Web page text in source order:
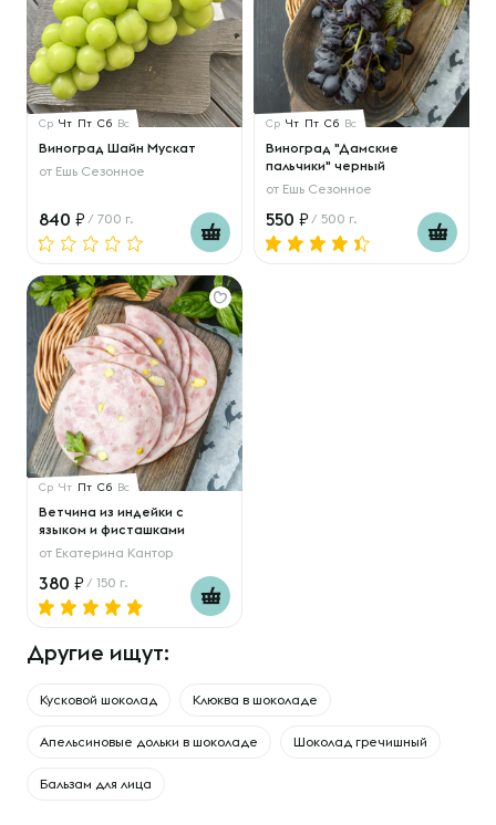
Ср Чт Пт Сб Вс
Виноград Шайн Мускат
от Ешь Сезонное
840 / 700 г.
Ср Чт Пт Сб Вс
Виноград "Дамские
пальчики" черный
от Ешь Сезонное
550 / 500 г.
Ср Чт Пт Сб Вс
Ветчина из индейки с
языком и фисташками
от Екатерина Кантор
380 / 150 г.
Другие ищут:
Кусковой шоколад Клюква в шоколаде
Апельсиновые дольки в шоколаде Шоколад гречишный
Бальзам для лица